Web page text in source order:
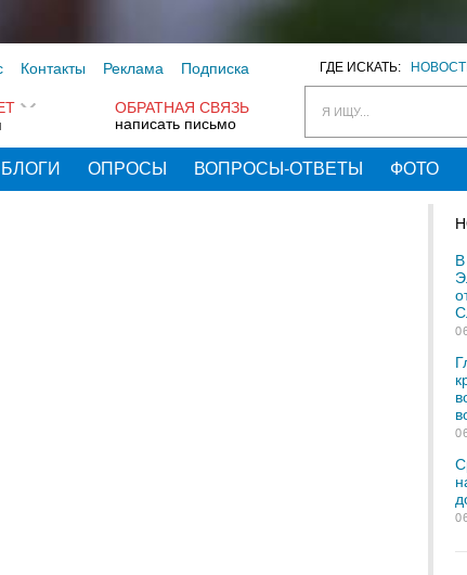
ГДЕ ИСКАТЬ:
Я ИЩУ...
Контакты Реклама Подписка
ОБРАТНАЯ СВЯЗЬ
написать письмо
БЛОГИ ОПРОСЫ ВОПРОСЫ-ОТВЕТЫ ФОТО